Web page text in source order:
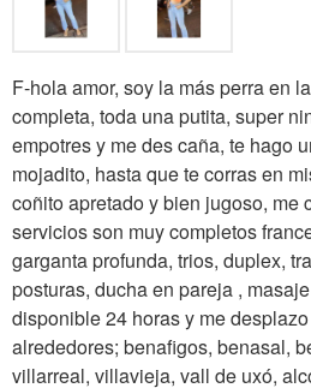
F-hola amor, soy la más perra en
completa, toda una putita, super
empotres y me des caña, te hago
mojadito, hasta que te corras en
coñito apretado y bien jugoso, me
servicios son muy completos
garganta profunda, trios, duplex,
posturas, ducha en pareja ,
disponible 24 horas y me
alrededores; benafigos, benasal,
villarreal, villavieja, vall de uxó,